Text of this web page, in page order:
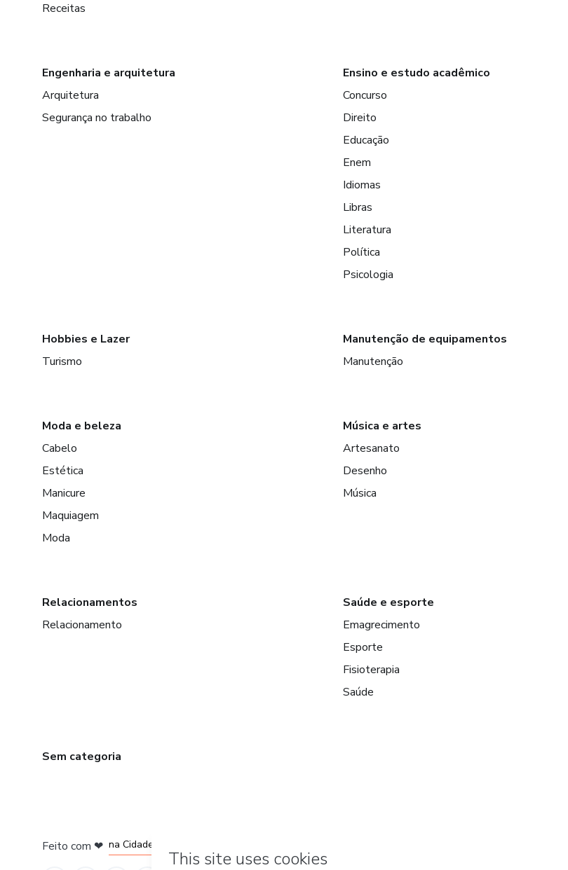
Receitas
Engenharia e arquitetura
Arquitetura
Segurança no trabalho
Ensino e estudo acadêmico
Concurso
Direito
Educação
Enem
Idiomas
Libras
Literatura
Política
Psicologia
Hobbies e Lazer
Turismo
Manutenção de equipamentos
Manutenção
Moda e beleza
Cabelo
Estética
Manicure
Maquiagem
Moda
Música e artes
Artesanato
Desenho
Música
Relacionamentos
Relacionamento
Saúde e esporte
Emagrecimento
Esporte
Fisioterapia
Saúde
Sem categoria
Feito com ❤
em Belo Horizonte
na Cidade do México